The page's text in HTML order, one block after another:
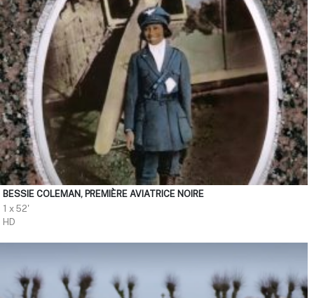
BESSIE COLEMAN, PREMIÈRE AVIATRICE NOIRE
1 x 52'
HD